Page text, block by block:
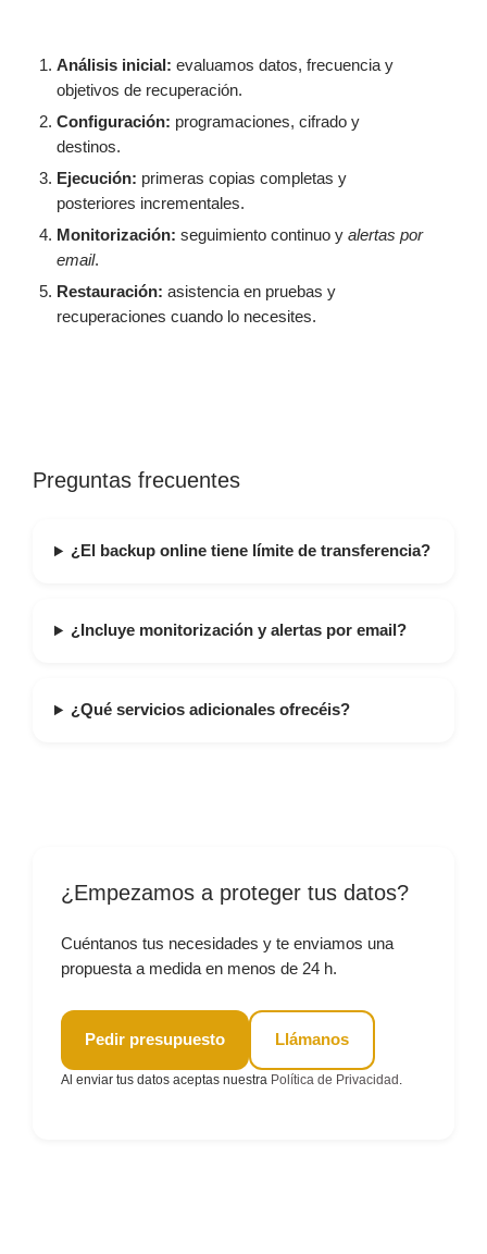
Análisis inicial: evaluamos datos, frecuencia y
objetivos de recuperación.
Configuración: programaciones, cifrado y
destinos.
Ejecución: primeras copias completas y
posteriores incrementales.
Monitorización: seguimiento continuo y alertas por
email.
Restauración: asistencia en pruebas y
recuperaciones cuando lo necesites.
Preguntas frecuentes
¿El backup online tiene límite de transferencia?
¿Incluye monitorización y alertas por email?
¿Qué servicios adicionales ofrecéis?
¿Empezamos a proteger tus datos?
Cuéntanos tus necesidades y te enviamos una
propuesta a medida en menos de 24 h.
Pedir presupuesto Llámanos
Al enviar tus datos aceptas nuestra Política de Privacidad